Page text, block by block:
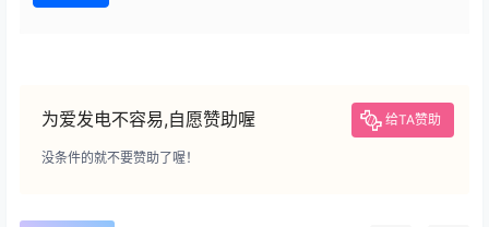
为爱发电不容易,自愿赞助喔 给TA赞助
没条件的就不要赞助了喔！